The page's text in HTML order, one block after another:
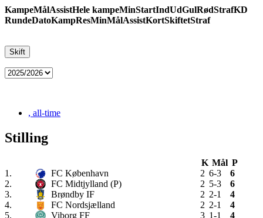
KampeMålAssistHele kampeMinStartIndUdGulRødStrafKD
RundeDatoKampResMinMålAssistKortSkiftetStraf
, all-time
Stilling
K Mål P
1. FC København 2 6-3
6
2.
FC Midtjylland (P) 2 5-3
6
3.
Brøndby IF 2 2-1
4
4.
FC Nordsjælland 2 2-1
4
5.
Viborg FF 3 1-1
4